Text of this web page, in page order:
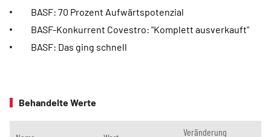
BASF: 70 Prozent Aufwärtspotenzial
BASF-Konkurrent Covestro: "Komplett ausverkauft"
BASF: Das ging schnell
Behandelte Werte
Veränderung